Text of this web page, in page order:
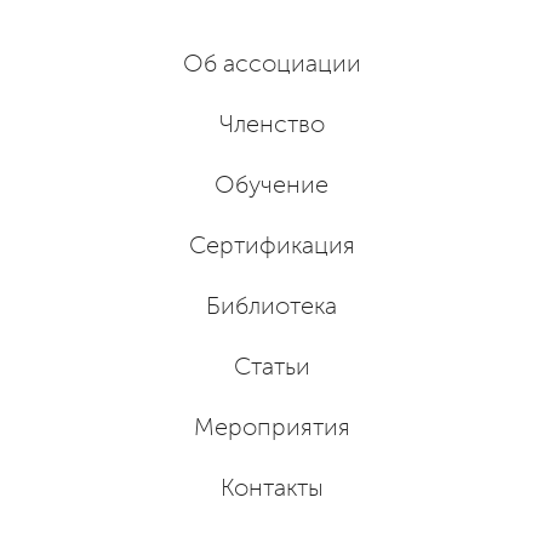
Об ассоциации
Членство
Обучение
Сертификация
Библиотека
Статьи
Мероприятия
Контакты